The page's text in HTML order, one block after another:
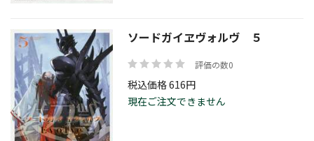
ソードガイヱヴォルヴ ５
評価の数0
税込価格 616円
現在ご注文できません